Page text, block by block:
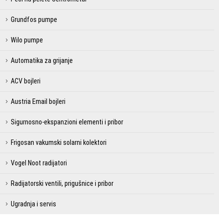
Grundfos pumpe
Wilo pumpe
Automatika za grijanje
ACV bojleri
Austria Email bojleri
Sigurnosno-ekspanzioni elementi i pribor
Frigosan vakumski solarni kolektori
Vogel Noot radijatori
Radijatorski ventili, prigušnice i pribor
Ugradnja i servis